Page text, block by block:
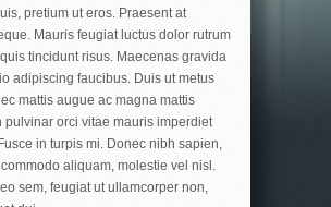
pretium ut eros. Praesent at
Mauris feugiat luctus dolor rutrum
tincidunt risus. Maecenas gravida
adipiscing faucibus. Duis ut metus
mattis augue ac magna mattis
pulvinar orci vitae mauris imperdiet
in turpis mi. Donec nibh sapien,
aliquam, molestie vel nisl.
sem, feugiat ut ullamcorper non,